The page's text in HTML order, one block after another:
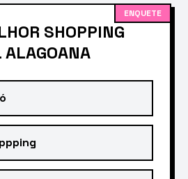
ENQUETE
SHOPPING
ALAGOANA